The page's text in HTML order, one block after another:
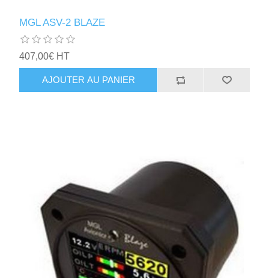
MGL ASV-2 BLAZE
407,00€ HT
AJOUTER AU PANIER